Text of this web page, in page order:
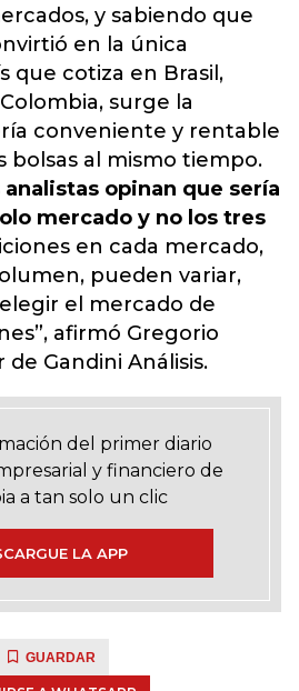
y sabiendo que
en la única
que cotiza en Brasil,
surge la
conveniente y rentable
bolsas al mismo tiempo.
analistas opinan que sería
mercado y no los tres
en cada mercado,
pueden variar,
el mercado de
afirmó Gregorio
Gandini Análisis.
del primer diario
y financiero de
a tan solo un clic
LA APP
GUARDAR